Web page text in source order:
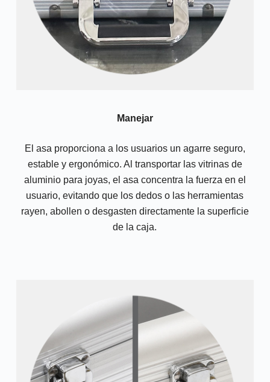
Manejar
El asa proporciona a los usuarios un agarre seguro,
estable y ergonómico. Al transportar las vitrinas de
aluminio para joyas, el asa concentra la fuerza en el
usuario, evitando que los dedos o las herramientas
rayen, abollen o desgasten directamente la superficie
de la caja.